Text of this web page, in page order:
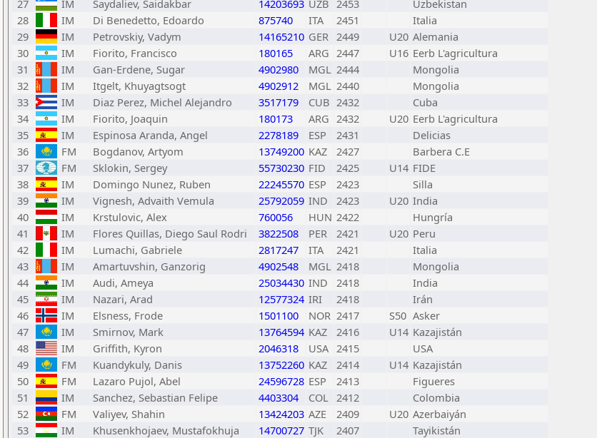
27
IM Saydaliev, Saidakbar 14203693 UZB 2453
Uzbekistan
28
IM Di Benedetto, Edoardo 875740 ITA 2451
Italia
29
IM Petrovskiy, Vadym 14165210 GER 2449 U20 Alemania
30
IM Fiorito, Francisco 180165 ARG 2447 U16 Eerb L'agricultura
31
IM Gan-Erdene, Sugar 4902980 MGL 2444
Mongolia
32
IM Itgelt, Khuyagtsogt 4902912 MGL 2440
Mongolia
33
IM Diaz Perez, Michel Alejandro 3517179 CUB 2432
Cuba
34
IM Fiorito, Joaquin 180173 ARG 2432 U20 Eerb L'agricultura
35
IM Espinosa Aranda, Angel 2278189 ESP 2431
Delicias
36
FM Bogdanov, Artyom 13749200 KAZ 2427
Barbera C.E
37
FM Sklokin, Sergey 55730230 FID 2425 U14 FIDE
38
IM Domingo Nunez, Ruben 22245570 ESP 2423
Silla
39
IM Vignesh, Advaith Vemula 25792059 IND 2423 U20 India
40
IM Krstulovic, Alex 760056 HUN 2422
Hungría
41
IM Flores Quillas, Diego Saul Rodri 3822508 PER 2421 U20 Peru
42
IM Lumachi, Gabriele 2817247 ITA 2421
Italia
43
IM Amartuvshin, Ganzorig 4902548 MGL 2418
Mongolia
44
IM Audi, Ameya 25034430 IND 2418
India
45
IM Nazari, Arad 12577324 IRI 2418
Irán
46
IM Elsness, Frode 1501100 NOR 2417 S50 Asker
47
IM Smirnov, Mark 13764594 KAZ 2416 U14 Kazajistán
48
IM Griffith, Kyron 2046318 USA 2415
USA
49
FM Kuandykuly, Danis 13752260 KAZ 2414 U14 Kazajistán
50
FM Lazaro Pujol, Abel 24596728 ESP 2413
Figueres
51
IM Sanchez, Sebastian Felipe 4403304 COL 2412
Colombia
52
FM Valiyev, Shahin 13424203 AZE 2409 U20 Azerbaiyán
53
IM Khusenkhojaev, Mustafokhuja 14700727 TJK 2407
Tayikistán